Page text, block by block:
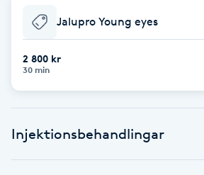
Barber
Barnklippning
Blowout
Jalupro Young eyes
2 800 kr
30 min
Injektionsbehandlingar